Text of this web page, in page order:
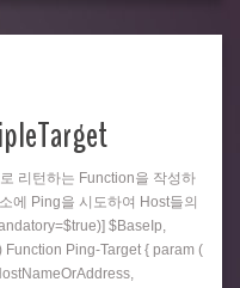
리턴하는 Function을 작성하
에 Ping을 시도하여 Host들의
$BaseIp,
Ping-Target { param (